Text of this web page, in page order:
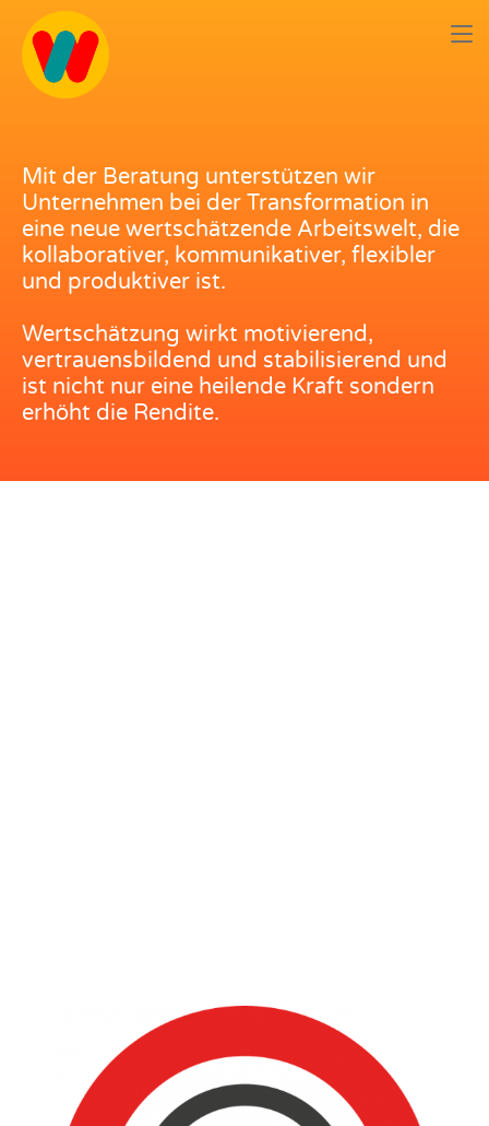
Mit der Beratung unterstützen wir
Unternehmen bei der Transformation in
eine neue wertschätzende Arbeitswelt, die
kollaborativer, kommunikativer, flexibler
und produktiver ist.
Wertschätzung wirkt motivierend,
vertrauensbildend und stabilisierend und
ist nicht nur eine heilende Kraft sondern
erhöht die Rendite.